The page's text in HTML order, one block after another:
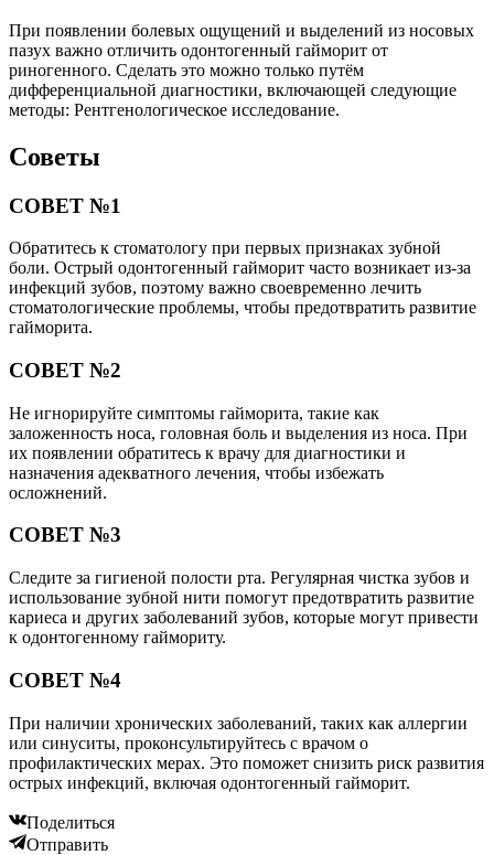
При появлении болевых ощущений и выделений из носовых
пазух важно отличить одонтогенный гайморит от
риногенного. Сделать это можно только путём
дифференциальной диагностики, включающей следующие
методы: Рентгенологическое исследование.
Советы
СОВЕТ №1
Обратитесь к стоматологу при первых признаках зубной
боли. Острый одонтогенный гайморит часто возникает из-за
инфекций зубов, поэтому важно своевременно лечить
стоматологические проблемы, чтобы предотвратить развитие
гайморита.
СОВЕТ №2
Не игнорируйте симптомы гайморита, такие как
заложенность носа, головная боль и выделения из носа. При
их появлении обратитесь к врачу для диагностики и
назначения адекватного лечения, чтобы избежать
осложнений.
СОВЕТ №3
Следите за гигиеной полости рта. Регулярная чистка зубов и
использование зубной нити помогут предотвратить развитие
кариеса и других заболеваний зубов, которые могут привести
к одонтогенному гаймориту.
СОВЕТ №4
При наличии хронических заболеваний, таких как аллергии
или синуситы, проконсультируйтесь с врачом о
профилактических мерах. Это поможет снизить риск развития
острых инфекций, включая одонтогенный гайморит.
Поделиться
Отправить